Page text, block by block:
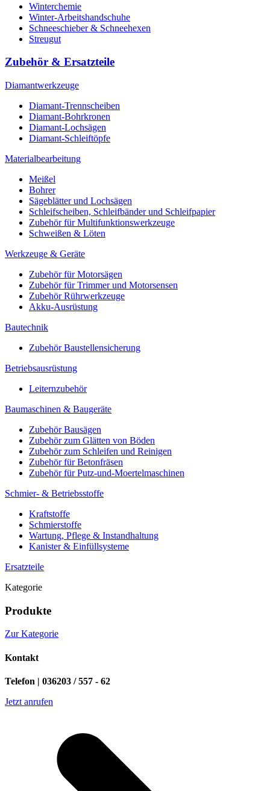
Winterchemie
Winter-Arbeitshandschuhe
Schneeschieber & Schneehexen
Streugut
Zubehör & Ersatzteile
Diamantwerkzeuge
Diamant-Trennscheiben
Diamant-Bohrkronen
Diamant-Lochsägen
Diamant-Schleiftöpfe
Materialbearbeitung
Meißel
Bohrer
Sägeblätter und Lochsägen
Schleifscheiben, Schleifbänder und Schleifpapier
Zubehör für Multifunktionswerkzeuge
Schweißen & Löten
Werkzeuge & Geräte
Zubehör für Motorsägen
Zubehör für Trimmer und Motorsensen
Zubehör Rührwerkzeuge
Akku-Ausrüstung
Bautechnik
Zubehör Baustellensicherung
Betriebsausrüstung
Leiternzubehör
Baumaschinen & Baugeräte
Zubehör Bausägen
Zubehör zum Glätten von Böden
Zubehör zum Schleifen und Reinigen
Zubehör für Betonfräsen
Zubehör für Putz-und-Moertelmaschinen
Schmier- & Betriebsstoffe
Kraftstoffe
Schmierstoffe
Wartung, Pflege & Instandhaltung
Kanister & Einfüllsysteme
Ersatzteile
Kategorie
Produkte
Zur Kategorie
Kontakt
Telefon | 036203 / 557 - 62
Jetzt anrufen